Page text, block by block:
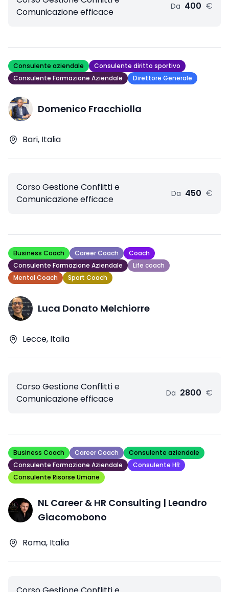
Comunicazione efficace
Da 400 €
Consulente aziendale
Consulente diritto sportivo
Consulente Formazione Aziendale
Direttore Generale
Domenico Fracchiolla
Bari, Italia
Corso Gestione Conflitti e
Comunicazione efficace
Da 450 €
Business Coach Career Coach
Coach
Consulente Formazione Aziendale
Life coach
Mental Coach
Sport Coach
Luca Donato Melchiorre
Lecce, Italia
Corso Gestione Conflitti e
Comunicazione efficace
Da 2800 €
Business Coach Career Coach
Consulente aziendale
Consulente Formazione Aziendale
Consulente HR
Consulente Risorse Umane
NL Career & HR Consulting | Leandro
Giacomobono
Roma, Italia